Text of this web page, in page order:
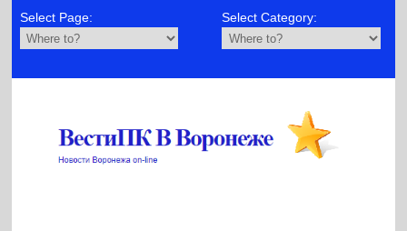
Select Page: Select Category: